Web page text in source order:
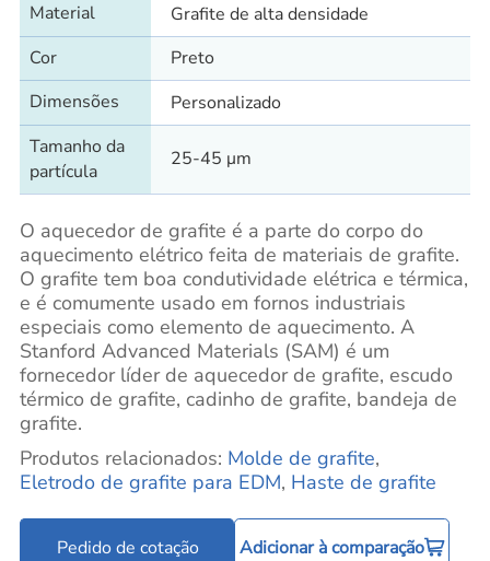
Material
Grafite de alta densidade
Cor
Preto
Dimensões
Personalizado
Tamanho da
partícula
25-45 μm
O aquecedor de grafite é a parte do corpo do
aquecimento elétrico feita de materiais de grafite.
O grafite tem boa condutividade elétrica e térmica,
e é comumente usado em fornos industriais
especiais como elemento de aquecimento. A
Stanford Advanced Materials (SAM) é um
fornecedor líder de aquecedor de grafite, escudo
térmico de grafite, cadinho de grafite, bandeja de
grafite.
Produtos relacionados: Molde de grafite,
Eletrodo de grafite para EDM, Haste de grafite
Pedido de cotação Adicionar à comparação